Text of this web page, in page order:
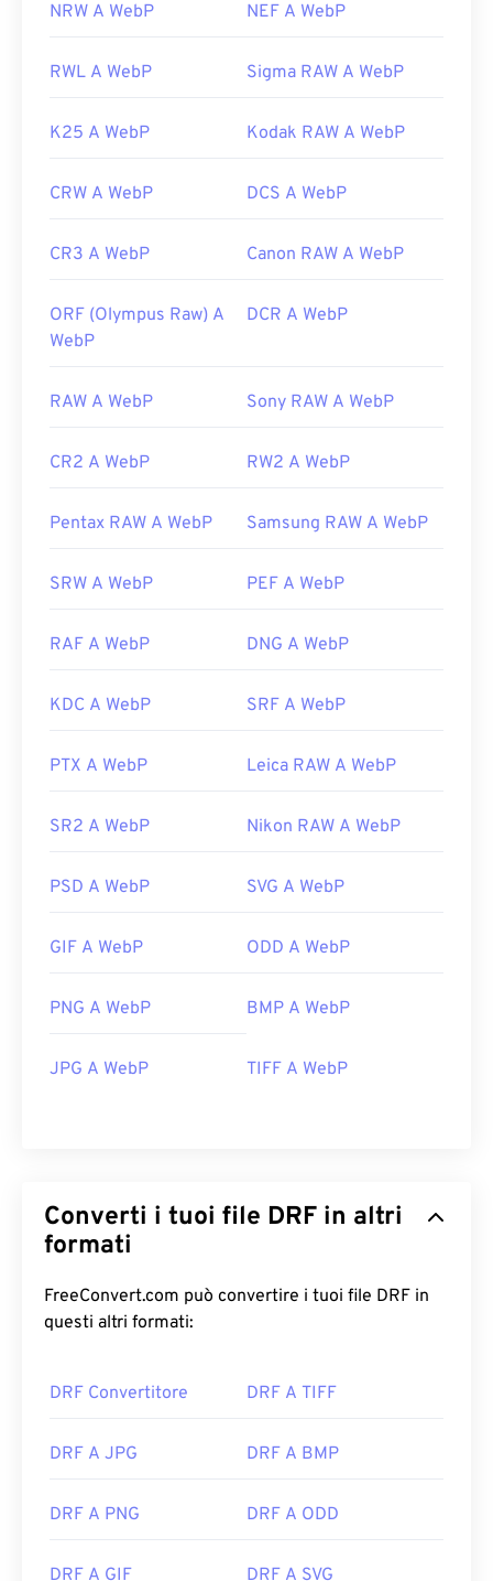
NRW A WebP NEF A WebP
RWL A WebP Sigma RAW A WebP
K25 A WebP Kodak RAW A WebP
CRW A WebP DCS A WebP
CR3 A WebP Canon RAW A WebP
ORF (Olympus Raw) A
WebP
DCR A WebP
RAW A WebP Sony RAW A WebP
CR2 A WebP RW2 A WebP
Pentax RAW A WebP Samsung RAW A WebP
SRW A WebP PEF A WebP
RAF A WebP DNG A WebP
KDC A WebP SRF A WebP
PTX A WebP Leica RAW A WebP
SR2 A WebP Nikon RAW A WebP
PSD A WebP SVG A WebP
GIF A WebP ODD A WebP
PNG A WebP BMP A WebP
JPG A WebP TIFF A WebP
Converti i tuoi file DRF in altri
formati
FreeConvert.com può convertire i tuoi file DRF in
questi altri formati:
DRF Convertitore DRF A TIFF
DRF A JPG DRF A BMP
DRF A PNG DRF A ODD
DRF A GIF DRF A SVG